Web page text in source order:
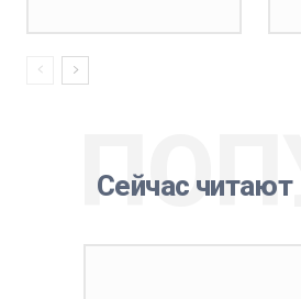
Сейчас читают